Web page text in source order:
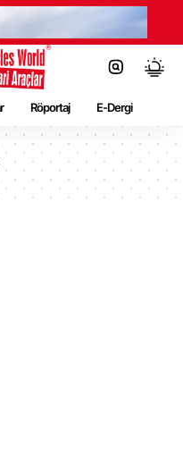
Röportaj E-Dergi